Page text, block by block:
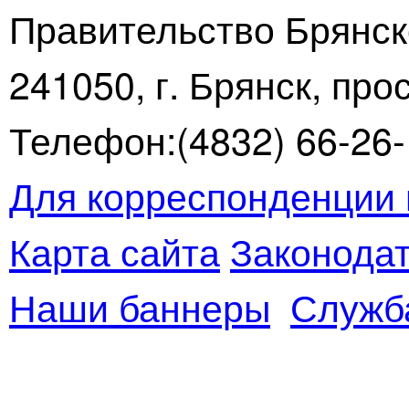
Правительство
241050, г. Брянск,
Телефон:(4832) 66-
Для
Карта сайта
Наши баннеры